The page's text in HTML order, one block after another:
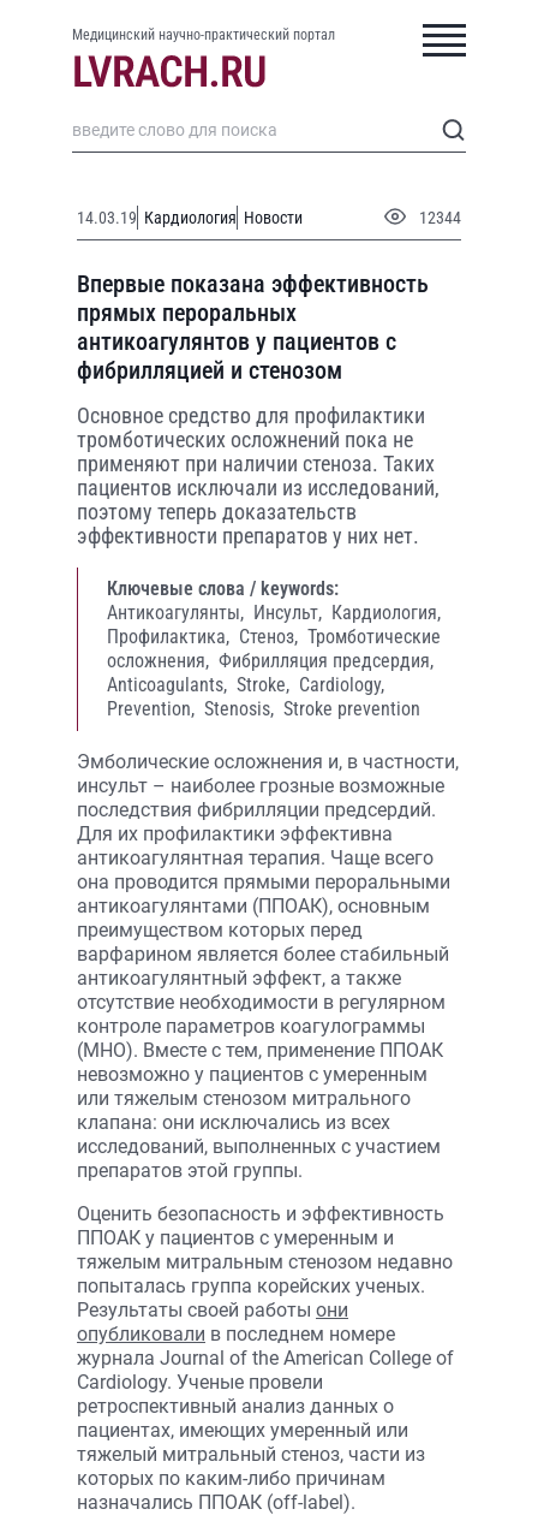
Медицинский научно-практический портал
14.03.19 Кардиология Новости 12344
Впервые показана эффективность
прямых пероральных
антикоагулянтов у пациентов с
фибрилляцией и стенозом
Основное средство для профилактики
тромботических осложнений пока не
применяют при наличии стеноза. Таких
пациентов исключали из исследований,
поэтому теперь доказательств
эффективности препаратов у них нет.
Ключевые слова / keywords:
Антикоагулянты, Инсульт, Кардиология,
Профилактика, Стеноз, Тромботические
осложнения, Фибрилляция предсердия,
Anticoagulants, Stroke, Cardiology,
Prevention, Stenosis, Stroke prevention
Эмболические осложнения и, в частности,
инсульт – наиболее грозные возможные
последствия фибрилляции предсердий.
Для их профилактики эффективна
антикоагулянтная терапия. Чаще всего
она проводится прямыми пероральными
антикоагулянтами (ППОАК), основным
преимуществом которых перед
варфарином является более стабильный
антикоагулянтный эффект, а также
отсутствие необходимости в регулярном
контроле параметров коагулограммы
(МНО). Вместе с тем, применение ППОАК
невозможно у пациентов с умеренным
или тяжелым стенозом митрального
клапана: они исключались из всех
исследований, выполненных с участием
препаратов этой группы.
Оценить безопасность и эффективность
ППОАК у пациентов с умеренным и
тяжелым митральным стенозом недавно
попыталась группа корейских ученых.
Результаты своей работы они
опубликовали в последнем номере
журнала Journal of the American College of
Cardiology. Ученые провели
ретроспективный анализ данных о
пациентах, имеющих умеренный или
тяжелый митральный стеноз, части из
которых по каким-либо причинам
назначались ППОАК (off-label).